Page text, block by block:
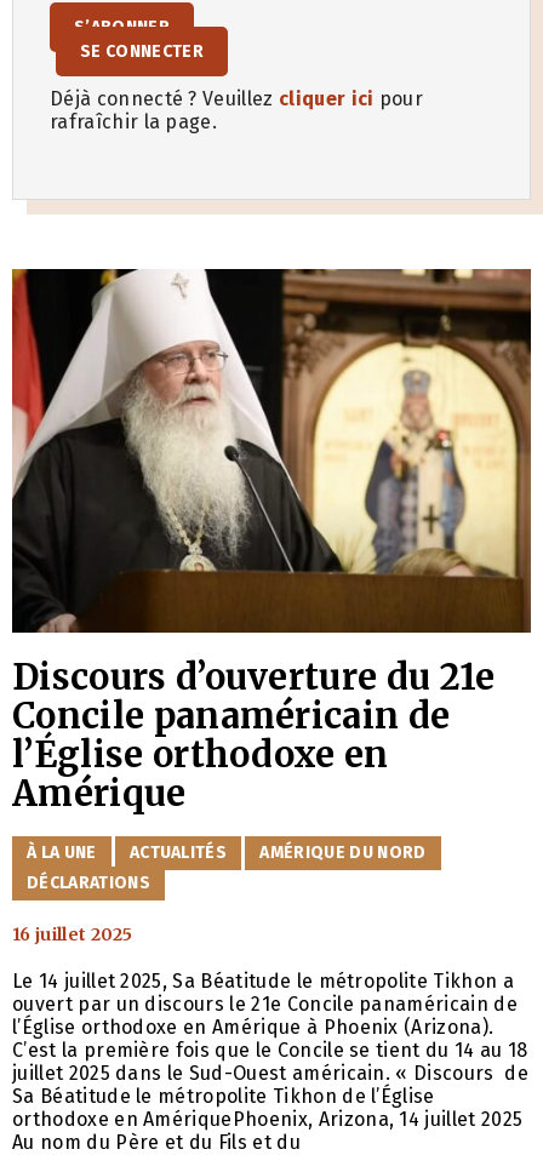
S’ABONNER
SE CONNECTER
Déjà connecté ? Veuillez cliquer ici pour
rafraîchir la page.
Discours d’ouverture du 21e
Concile panaméricain de
l’Église orthodoxe en
Amérique
CATÉGORIES
À LA UNE ACTUALITÉS
AMÉRIQUE DU NORD
DÉCLARATIONS
16 juillet 2025
Le 14 juillet 2025, Sa Béatitude le métropolite Tikhon a
ouvert par un discours le 21e Concile panaméricain de
l’Église orthodoxe en Amérique à Phoenix (Arizona).
C’est la première fois que le Concile se tient du 14 au 18
juillet 2025 dans le Sud-Ouest américain. « Discours de
Sa Béatitude le métropolite Tikhon de l’Église
orthodoxe en AmériquePhoenix, Arizona, 14 juillet 2025
Au nom du Père et du Fils et du